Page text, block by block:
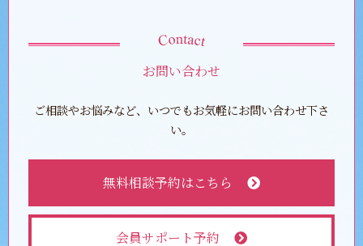
お問い合わせ
ご相談やお悩みなど、いつでもお気軽にお問い合わせ下さ
い。
無料相談予約はこちら
会員サポート予約